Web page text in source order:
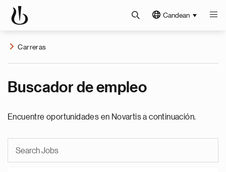
Candean
Carreras
Buscador de empleo
Encuentre oportunidades en Novartis a continuación.